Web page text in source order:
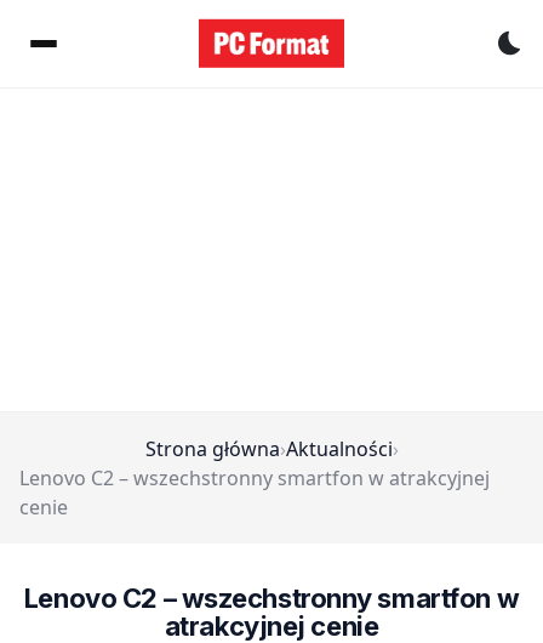
Strona główna›Aktualności›
Lenovo C2 – wszechstronny smartfon w atrakcyjnej
cenie
Lenovo C2 – wszechstronny smartfon w
atrakcyjnej cenie